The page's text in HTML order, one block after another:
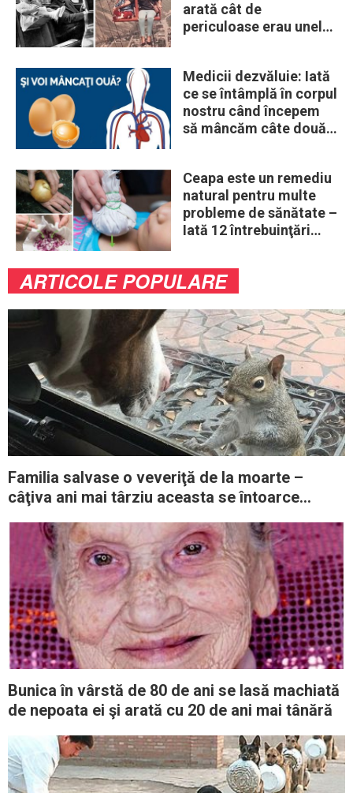
arată cât de
periculoase erau unele
Medicii dezvăluie: Iată
ce se întâmplă în corpul
nostru când începem
să mâncăm câte două
Ceapa este un remediu
natural pentru multe
probleme de sănătate –
Iată 12 întrebuinţări
ARTICOLE POPULARE
Familia salvase o veveriţă de la moarte –
câţiva ani mai târziu aceasta se întoarce
Bunica în vârstă de 80 de ani se lasă machiată
de nepoata ei şi arată cu 20 de ani mai tânără